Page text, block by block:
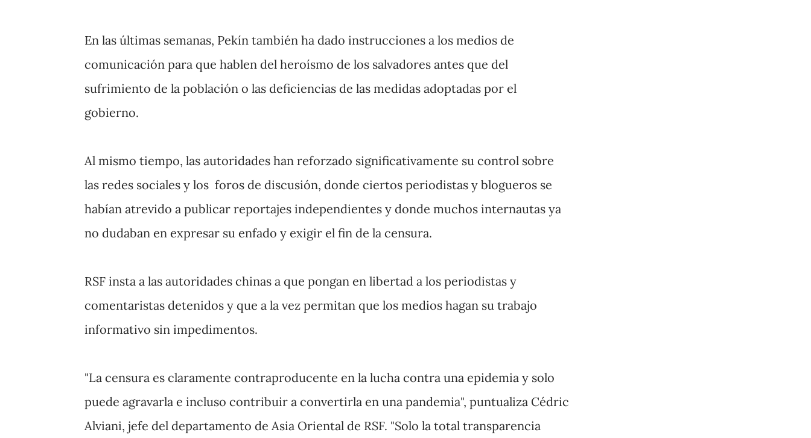
En las últimas semanas, Pekín también ha dado instrucciones a los medios de
comunicación para que hablen del heroísmo de los salvadores antes que del
sufrimiento de la población o las deficiencias de las medidas adoptadas por el
gobierno.
Al mismo tiempo, las autoridades han reforzado significativamente su control sobre
las redes sociales y los foros de discusión, donde ciertos periodistas y blogueros se
habían atrevido a publicar reportajes independientes y donde muchos internautas ya
no dudaban en expresar su enfado y exigir el fin de la censura.
RSF insta a las autoridades chinas a que pongan en libertad a los periodistas y
comentaristas detenidos y que a la vez permitan que los medios hagan su trabajo
informativo sin impedimentos.
"La censura es claramente contraproducente en la lucha contra una epidemia y solo
puede agravarla e incluso contribuir a convertirla en una pandemia", puntualiza Cédric
Alviani, jefe del departamento de Asia Oriental de RSF. "Solo la total transparencia